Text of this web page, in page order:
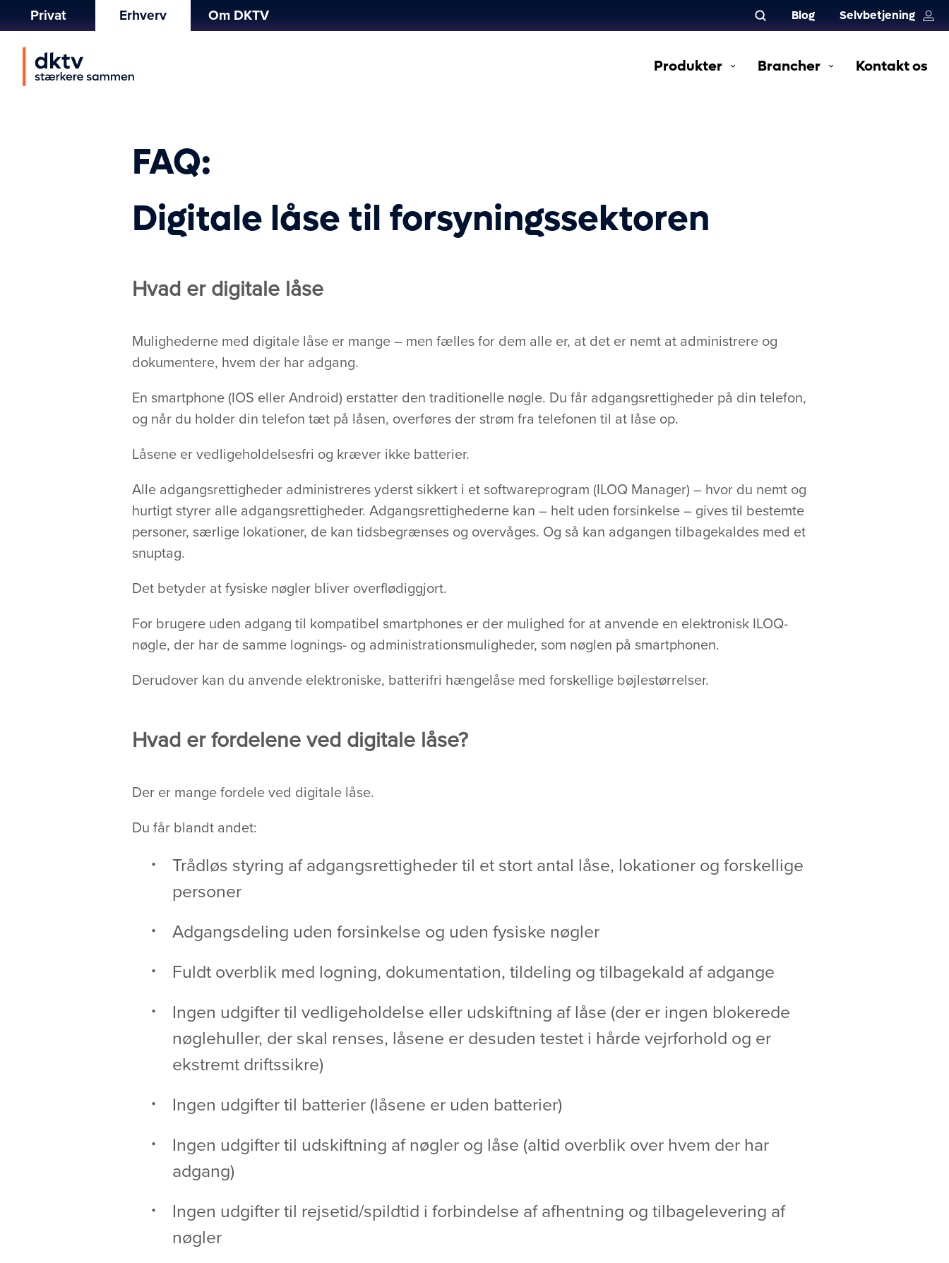
Privat Erhverv Om DKTV Blog Selvbetjening
Produkter Brancher Kontakt os
FAQ:
Digitale låse til forsyningssektoren
Hvad er digitale låse
Mulighederne med digitale låse er mange – men fælles for dem alle er, at det er nemt at administrere og
dokumentere, hvem der har adgang.
En smartphone (IOS eller Android) erstatter den traditionelle nøgle. Du får adgangsrettigheder på din telefon,
og når du holder din telefon tæt på låsen, overføres der strøm fra telefonen til at låse op.
Låsene er vedligeholdelsesfri og kræver ikke batterier.
Alle adgangsrettigheder administreres yderst sikkert i et softwareprogram (ILOQ Manager) – hvor du nemt og
hurtigt styrer alle adgangsrettigheder. Adgangsrettighederne kan – helt uden forsinkelse – gives til bestemte
personer, særlige lokationer, de kan tidsbegrænses og overvåges. Og så kan adgangen tilbagekaldes med et
snuptag.
Det betyder at fysiske nøgler bliver overflødiggjort.
For brugere uden adgang til kompatibel smartphones er der mulighed for at anvende en elektronisk ILOQ-
nøgle, der har de samme lognings- og administrationsmuligheder, som nøglen på smartphonen.
Derudover kan du anvende elektroniske, batterifri hængelåse med forskellige bøjlestørrelser.
Hvad er fordelene ved digitale låse?
Der er mange fordele ved digitale låse.
Du får blandt andet:
Trådløs styring af adgangsrettigheder til et stort antal låse, lokationer og forskellige
personer
Adgangsdeling uden forsinkelse og uden fysiske nøgler
Fuldt overblik med logning, dokumentation, tildeling og tilbagekald af adgange
Ingen udgifter til vedligeholdelse eller udskiftning af låse (der er ingen blokerede
nøglehuller, der skal renses, låsene er desuden testet i hårde vejrforhold og er
ekstremt driftssikre)
Ingen udgifter til batterier (låsene er uden batterier)
Ingen udgifter til udskiftning af nøgler og låse (altid overblik over hvem der har
adgang)
Ingen udgifter til rejsetid/spildtid i forbindelse af afhentning og tilbagelevering af
nøgler